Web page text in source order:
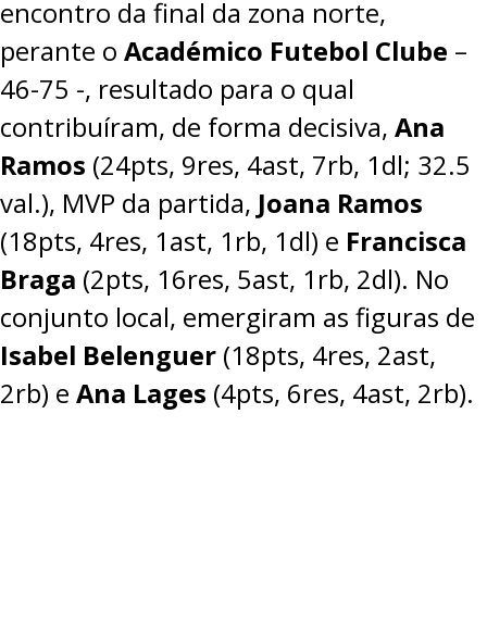
encontro da final da zona norte,
perante o Académico Futebol Clube –
46-75 -, resultado para o qual
contribuíram, de forma decisiva, Ana
Ramos (24pts, 9res, 4ast, 7rb, 1dl; 32.5
val.), MVP da partida, Joana Ramos
(18pts, 4res, 1ast, 1rb, 1dl) e Francisca
Braga (2pts, 16res, 5ast, 1rb, 2dl). No
conjunto local, emergiram as figuras de
Isabel Belenguer (18pts, 4res, 2ast,
2rb) e Ana Lages (4pts, 6res, 4ast, 2rb).